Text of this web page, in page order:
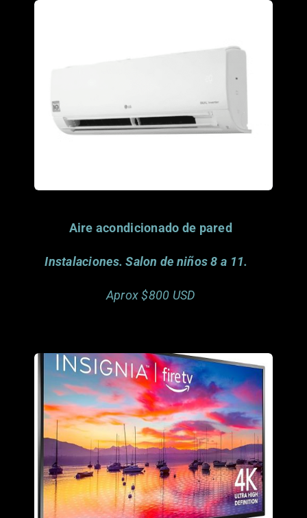
donar este articulo.
Aire acondicionado de pared
Instalaciones. Salon de niños 8 a 11.
Aprox $800 USD
Porfavor considera
donar este articulo.
Gracias.